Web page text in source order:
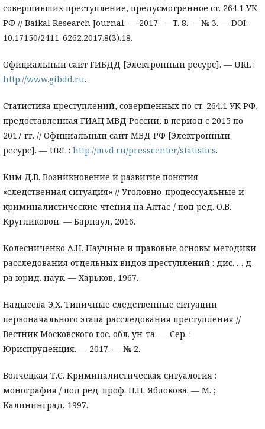
совершивших преступление, предусмотренное ст. 264.1 УК
РФ // Baikal Research Journal. — 2017. — T. 8. — № 3. — DOI:
10.17150/2411-6262.2017.8(3).18.
Официальный сайт ГИБДД [Электронный ресурс]. — URL :
http://www.gibdd.ru.
Статистика преступлений, совершенных по ст. 264.1 УК РФ,
предоставленная ГИАЦ МВД России, в период с 2015 по
2017 гг. // Официальный сайт МВД РФ [Электронный
ресурс]. — URL : http://mvd.ru/presscenter/statistics.
Ким Д.В. Возникновение и развитие понятия
«следственная ситуация» // Уголовно-процессуальные и
криминалистические чтения на Алтае / под ред. О.В.
Кругликовой. — Барнаул, 2016.
Колесниченко А.Н. Научные и правовые основы методики
расследования отдельных видов преступлений : дис. … д-
ра юрид. наук. — Харьков, 1967.
Надысева Э.Х. Типичные следственные ситуации
первоначального этапа расследования преступления //
Вестник Московского гос. обл. ун-та. — Сер. :
Юриспруденция. — 2017. — № 2.
Волчецкая Т.С. Криминалистическая ситуалогия :
монография / под ред. проф. Н.П. Яблокова. — М. ;
Калининград, 1997.